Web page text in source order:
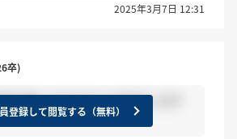
2025年3月7日 12:31
卒)
で通ったのでそんな気がします
登録して閲覧する（無料）